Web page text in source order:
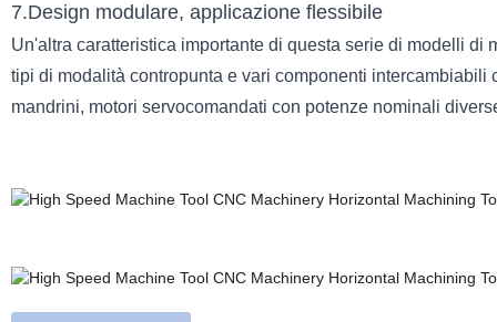
7.Design modulare, applicazione flessibile
Un'altra caratteristica importante di questa serie di modelli di
tipi di modalità contropunta e vari componenti
mandrini, motori servocomandati con potenze nominali